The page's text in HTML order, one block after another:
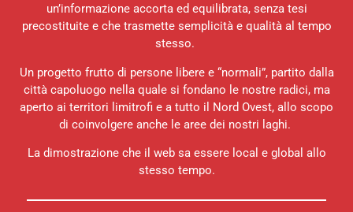
un’informazione accorta ed equilibrata, senza tesi
precostituite e che trasmette semplicità e qualità al tempo
stesso.
Un progetto frutto di persone libere e “normali”, partito dalla
città capoluogo nella quale si fondano le nostre radici, ma
aperto ai territori limitrofi e a tutto il Nord Ovest, allo scopo
di coinvolgere anche le aree dei nostri laghi.
La dimostrazione che il web sa essere local e global allo
stesso tempo.